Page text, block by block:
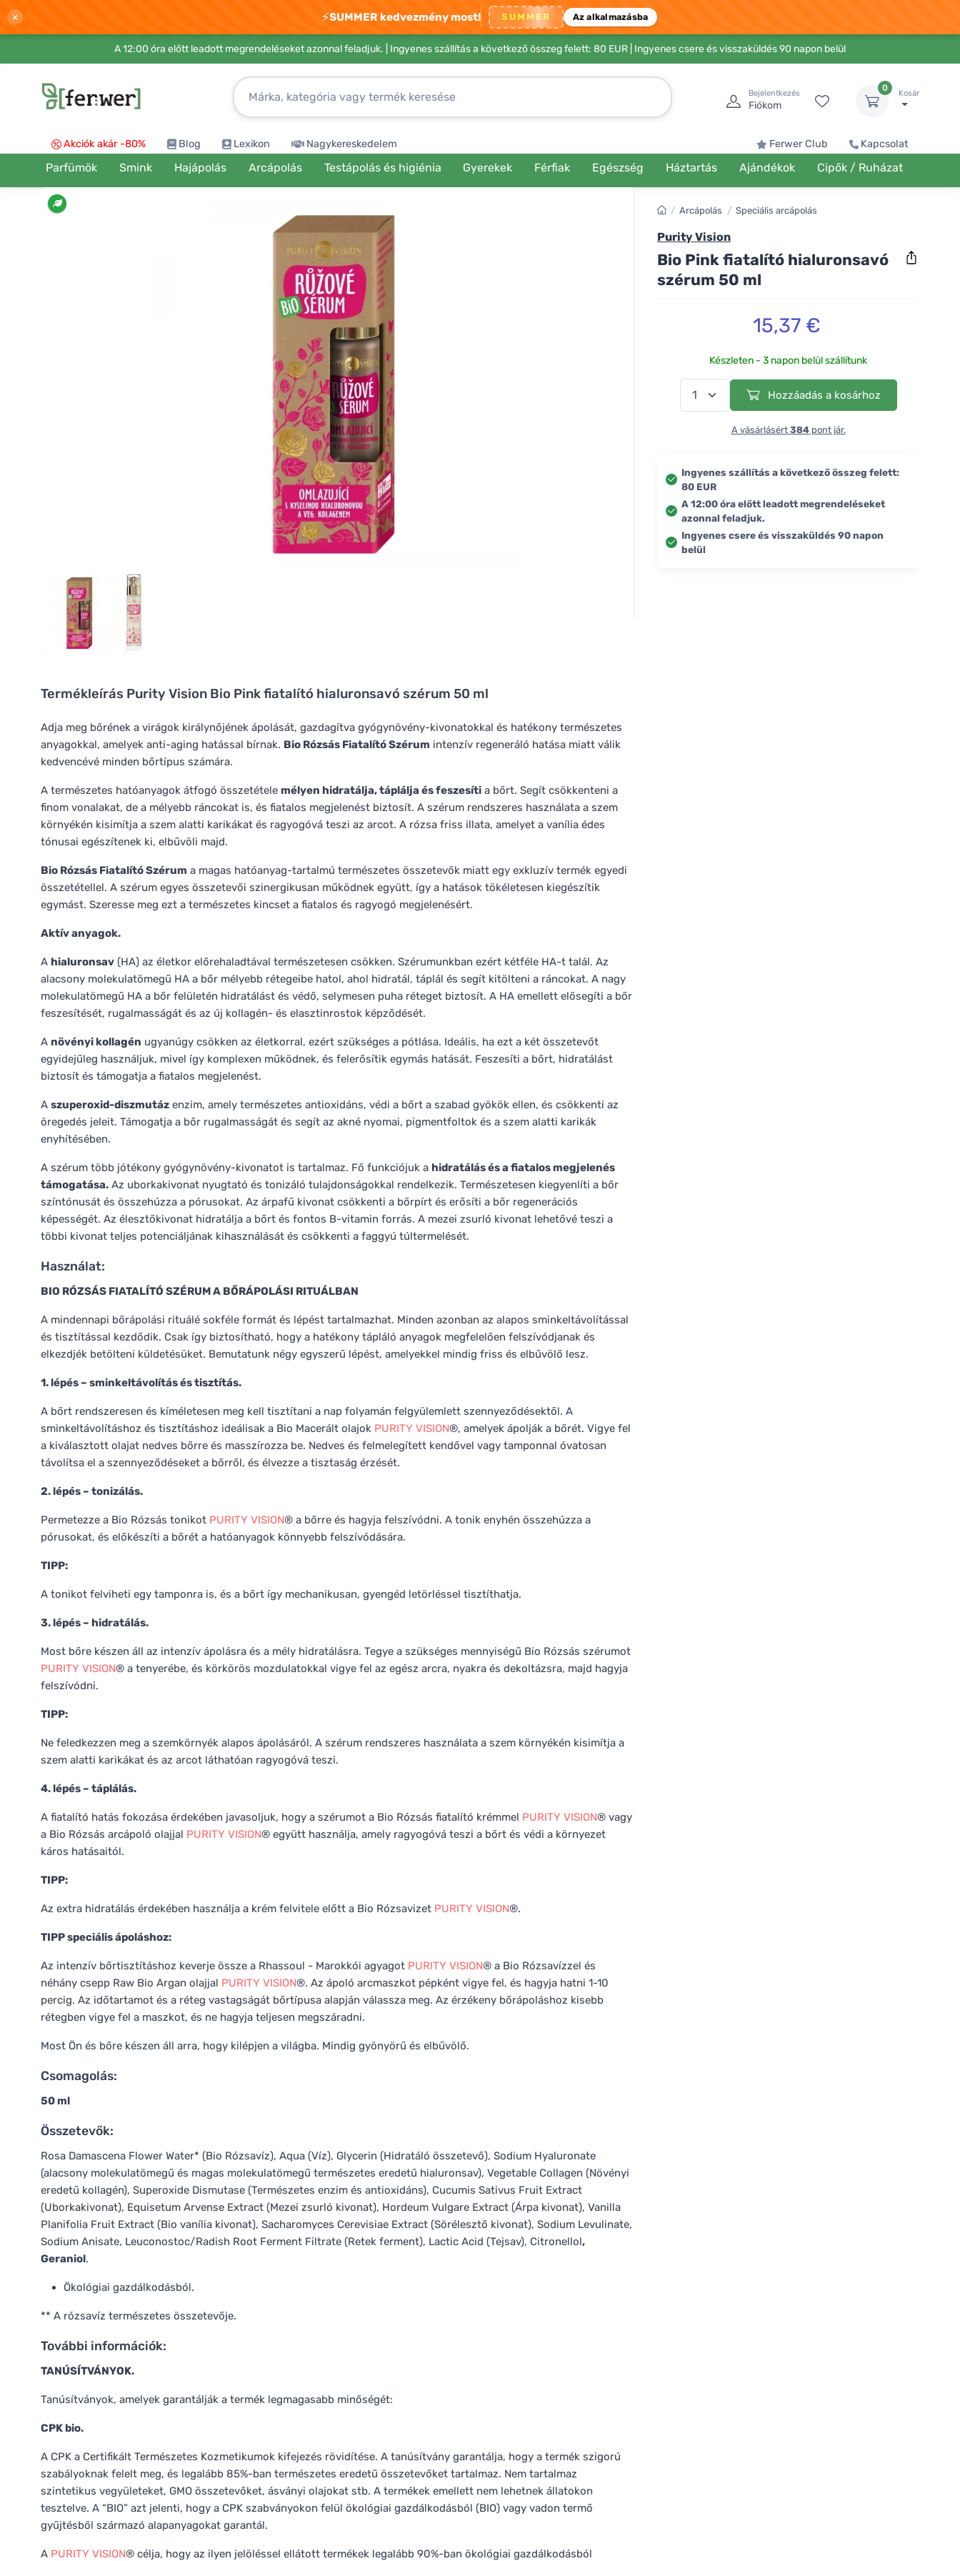
× ⚡SUMMER kedvezmény most! SUMMER Az alkalmazásba
A 12:00 óra előtt leadott megrendeléseket azonnal feladjuk. | Ingyenes szállítás a következő összeg felett: 80 EUR | Ingyenes csere és visszaküldés 90 napon belül
Bejelentkezés
Fiókom
0
Kosár
Akciók akár -80% Blog Lexikon Nagykereskedelem Ferwer Club Kapcsolat
Parfümök Smink Hajápolás Arcápolás Testápolás és higiénia Gyerekek Férfiak Egészség Háztartás Ajándékok Cipők / Ruházat
Termékleírás Purity Vision Bio Pink fiatalító hialuronsavó szérum 50 ml
Adja meg bőrének a virágok királynőjének ápolását, gazdagítva gyógynövény-kivonatokkal és hatékony természetes
anyagokkal, amelyek anti-aging hatással bírnak. Bio Rózsás Fiatalító Szérum intenzív regeneráló hatása miatt válik
kedvencévé minden bőrtípus számára.
A természetes hatóanyagok átfogó összetétele mélyen hidratálja, táplálja és feszesíti a bőrt. Segít csökkenteni a
finom vonalakat, de a mélyebb ráncokat is, és fiatalos megjelenést biztosít. A szérum rendszeres használata a szem
környékén kisimítja a szem alatti karikákat és ragyogóvá teszi az arcot. A rózsa friss illata, amelyet a vanília édes
tónusai egészítenek ki, elbűvöli majd.
Bio Rózsás Fiatalító Szérum a magas hatóanyag-tartalmú természetes összetevők miatt egy exkluzív termék egyedi
összetétellel. A szérum egyes összetevői szinergikusan működnek együtt, így a hatások tökéletesen kiegészítik
egymást. Szeresse meg ezt a természetes kincset a fiatalos és ragyogó megjelenésért.
Aktív anyagok.
A hialuronsav (HA) az életkor előrehaladtával természetesen csökken. Szérumunkban ezért kétféle HA-t talál. Az
alacsony molekulatömegű HA a bőr mélyebb rétegeibe hatol, ahol hidratál, táplál és segít kitölteni a ráncokat. A nagy
molekulatömegű HA a bőr felületén hidratálást és védő, selymesen puha réteget biztosít. A HA emellett elősegíti a bőr
feszesítését, rugalmasságát és az új kollagén- és elasztinrostok képződését.
A növényi kollagén ugyanúgy csökken az életkorral, ezért szükséges a pótlása. Ideális, ha ezt a két összetevőt
egyidejűleg használjuk, mivel így komplexen működnek, és felerősítik egymás hatását. Feszesíti a bőrt, hidratálást
biztosít és támogatja a fiatalos megjelenést.
A szuperoxid-diszmutáz enzim, amely természetes antioxidáns, védi a bőrt a szabad gyökök ellen, és csökkenti az
öregedés jeleit. Támogatja a bőr rugalmasságát és segít az akné nyomai, pigmentfoltok és a szem alatti karikák
enyhítésében.
A szérum több jótékony gyógynövény-kivonatot is tartalmaz. Fő funkciójuk a hidratálás és a fiatalos megjelenés
támogatása. Az uborkakivonat nyugtató és tonizáló tulajdonságokkal rendelkezik. Természetesen kiegyenlíti a bőr
színtónusát és összehúzza a pórusokat. Az árpafű kivonat csökkenti a bőrpírt és erősíti a bőr regenerációs
képességét. Az élesztőkivonat hidratálja a bőrt és fontos B-vitamin forrás. A mezei zsurló kivonat lehetővé teszi a
többi kivonat teljes potenciáljának kihasználását és csökkenti a faggyú túltermelését.
Használat:
BIO RÓZSÁS FIATALÍTÓ SZÉRUM A BŐRÁPOLÁSI RITUÁLBAN
A mindennapi bőrápolási rituálé sokféle formát és lépést tartalmazhat. Minden azonban az alapos sminkeltávolítással
és tisztítással kezdődik. Csak így biztosítható, hogy a hatékony tápláló anyagok megfelelően felszívódjanak és
elkezdjék betölteni küldetésüket. Bemutatunk négy egyszerű lépést, amelyekkel mindig friss és elbűvölő lesz.
1. lépés – sminkeltávolítás és tisztítás.
A bőrt rendszeresen és kíméletesen meg kell tisztítani a nap folyamán felgyülemlett szennyeződésektől. A
sminkeltávolításhoz és tisztításhoz ideálisak a Bio Macerált olajok PURITY VISION®, amelyek ápolják a bőrét. Vigye fel
a kiválasztott olajat nedves bőrre és masszírozza be. Nedves és felmelegített kendővel vagy tamponnal óvatosan
távolítsa el a szennyeződéseket a bőrről, és élvezze a tisztaság érzését.
2. lépés – tonizálás.
Permetezze a Bio Rózsás tonikot PURITY VISION® a bőrre és hagyja felszívódni. A tonik enyhén összehúzza a
pórusokat, és előkészíti a bőrét a hatóanyagok könnyebb felszívódására.
TIPP:
A tonikot felviheti egy tamponra is, és a bőrt így mechanikusan, gyengéd letörléssel tisztíthatja.
3. lépés – hidratálás.
Most bőre készen áll az intenzív ápolásra és a mély hidratálásra. Tegye a szükséges mennyiségű Bio Rózsás szérumot
PURITY VISION® a tenyerébe, és körkörös mozdulatokkal vigye fel az egész arcra, nyakra és dekoltázsra, majd hagyja
felszívódni.
TIPP:
Ne feledkezzen meg a szemkörnyék alapos ápolásáról. A szérum rendszeres használata a szem környékén kisimítja a
szem alatti karikákat és az arcot láthatóan ragyogóvá teszi.
4. lépés – táplálás.
A fiatalító hatás fokozása érdekében javasoljuk, hogy a szérumot a Bio Rózsás fiatalító krémmel PURITY VISION® vagy
a Bio Rózsás arcápoló olajjal PURITY VISION® együtt használja, amely ragyogóvá teszi a bőrt és védi a környezet
káros hatásaitól.
TIPP:
Az extra hidratálás érdekében használja a krém felvitele előtt a Bio Rózsavizet PURITY VISION®.
TIPP speciális ápoláshoz:
Az intenzív bőrtisztításhoz keverje össze a Rhassoul - Marokkói agyagot PURITY VISION® a Bio Rózsavízzel és
néhány csepp Raw Bio Argan olajjal PURITY VISION®. Az ápoló arcmaszkot pépként vigye fel, és hagyja hatni 1-10
percig. Az időtartamot és a réteg vastagságát bőrtípusa alapján válassza meg. Az érzékeny bőrápoláshoz kisebb
rétegben vigye fel a maszkot, és ne hagyja teljesen megszáradni.
Most Ön és bőre készen áll arra, hogy kilépjen a világba. Mindig gyönyörű és elbűvölő.
Csomagolás:
50 ml
Összetevők:
Rosa Damascena Flower Water* (Bio Rózsavíz), Aqua (Víz), Glycerin (Hidratáló összetevő), Sodium Hyaluronate
(alacsony molekulatömegű és magas molekulatömegű természetes eredetű hialuronsav), Vegetable Collagen (Növényi
eredetű kollagén), Superoxide Dismutase (Természetes enzim és antioxidáns), Cucumis Sativus Fruit Extract
(Uborkakivonat), Equisetum Arvense Extract (Mezei zsurló kivonat), Hordeum Vulgare Extract (Árpa kivonat), Vanilla
Planifolia Fruit Extract (Bio vanília kivonat), Sacharomyces Cerevisiae Extract (Sörélesztő kivonat), Sodium Levulinate,
Sodium Anisate, Leuconostoc/Radish Root Ferment Filtrate (Retek ferment), Lactic Acid (Tejsav), Citronellol,
Geraniol.
Ökológiai gazdálkodásból.
** A rózsavíz természetes összetevője.
További információk:
TANÚSÍTVÁNYOK.
Tanúsítványok, amelyek garantálják a termék legmagasabb minőségét:
CPK bio.
A CPK a Certifikált Természetes Kozmetikumok kifejezés rövidítése. A tanúsítvány garantálja, hogy a termék szigorú
szabályoknak felelt meg, és legalább 85%-ban természetes eredetű összetevőket tartalmaz. Nem tartalmaz
szintetikus vegyületeket, GMO összetevőket, ásványi olajokat stb. A termékek emellett nem lehetnek állatokon
tesztelve. A “BIO” azt jelenti, hogy a CPK szabványokon felül ökológiai gazdálkodásból (BIO) vagy vadon termő
gyűjtésből származó alapanyagokat garantál.
A PURITY VISION® célja, hogy az ilyen jelöléssel ellátott termékek legalább 90%-ban ökológiai gazdálkodásból
/ Arcápolás / Speciális arcápolás
Purity Vision
Bio Pink fiatalító hialuronsavó
szérum 50 ml
15,37 €
Készleten - 3 napon belül szállítunk
Hozzáadás a kosárhoz
A vásárlásért 384pont jár.
Ingyenes szállítás a következő összeg felett:
80 EUR
A 12:00 óra előtt leadott megrendeléseket
azonnal feladjuk.
Ingyenes csere és visszaküldés 90 napon
belül